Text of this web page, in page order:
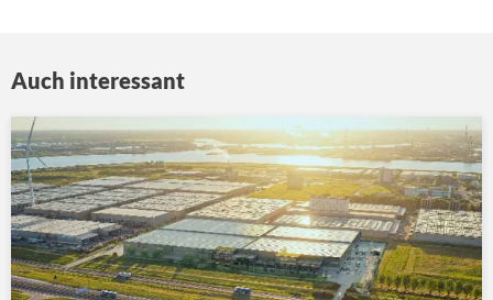
Auch interessant